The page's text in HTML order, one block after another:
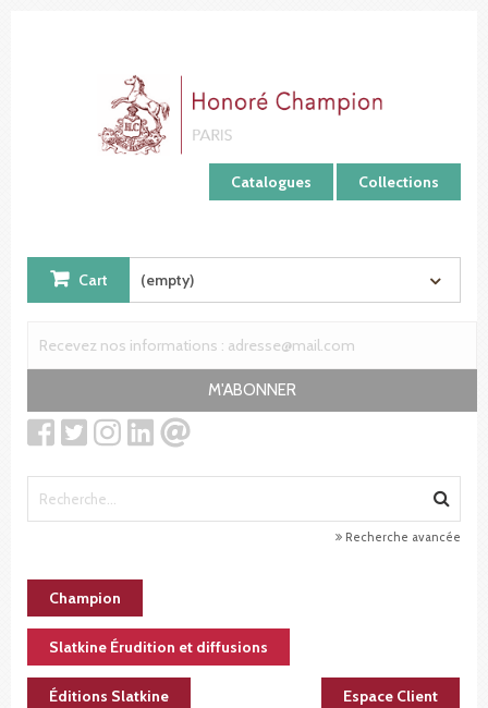
Catalogues Collections
Cart (empty)
M'ABONNER
Recherche avancée
Champion
Slatkine Érudition et diffusions
Éditions Slatkine Espace Client